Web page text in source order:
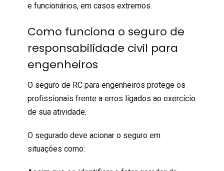
e funcionários, em casos extremos.
Como funciona o seguro de
responsabilidade civil para
engenheiros
O seguro de RCpara engenheiros protege os
profissionais frente a erros ligados ao exercício
de sua atividade.
O segurado deve acionar o seguro em
situações como: